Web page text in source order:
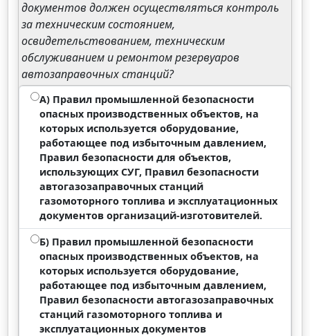
документов должен осуществляться контроль
за техническим состоянием,
освидетельствованием, техническим
обслуживанием и ремонтом резервуаров
автозаправочных станций?
А) Правил промышленной безопасности
опасных производственных объектов, на
которых используется оборудование,
работающее под избыточным давлением,
Правил безопасности для объектов,
использующих СУГ, Правил безопасности
автогазозаправочных станций
газомоторного топлива и эксплуатационных
документов организаций-изготовителей.
Б) Правил промышленной безопасности
опасных производственных объектов, на
которых используется оборудование,
работающее под избыточным давлением,
Правил безопасности автогазозаправочных
станций газомоторного топлива и
эксплуатационных документов